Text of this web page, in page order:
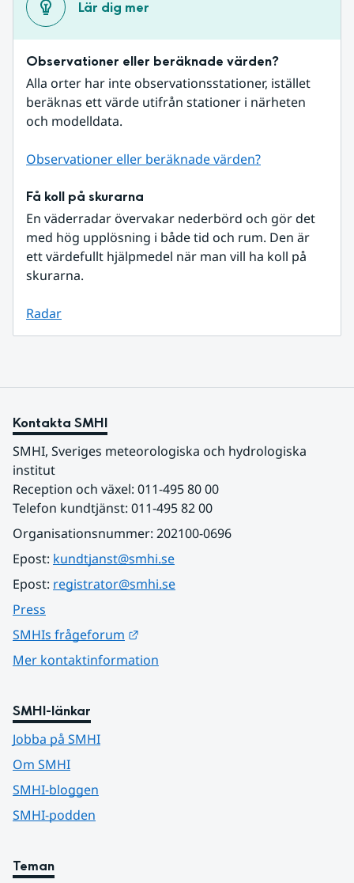
Lär dig mer
Observationer eller beräknade värden?
Alla orter har inte observationsstationer, istället
beräknas ett värde utifrån stationer i närheten
och modelldata.
Observationer eller beräknade värden?
Få koll på skurarna
En väderradar övervakar nederbörd och gör det
med hög upplösning i både tid och rum. Den är
ett värdefullt hjälpmedel när man vill ha koll på
skurarna.
Radar
Kontakta SMHI
SMHI, Sveriges meteorologiska och hydrologiska
institut
Reception och växel: 011-495 80 00
Telefon kundtjänst: 011-495 82 00
Organisationsnummer: 202100-0696
Epost: kundtjanst@smhi.se
Epost: registrator@smhi.se
Press
SMHIs frågeforum
Mer kontaktinformation
SMHI-länkar
Jobba på SMHI
Om SMHI
SMHI-bloggen
SMHI-podden
Teman